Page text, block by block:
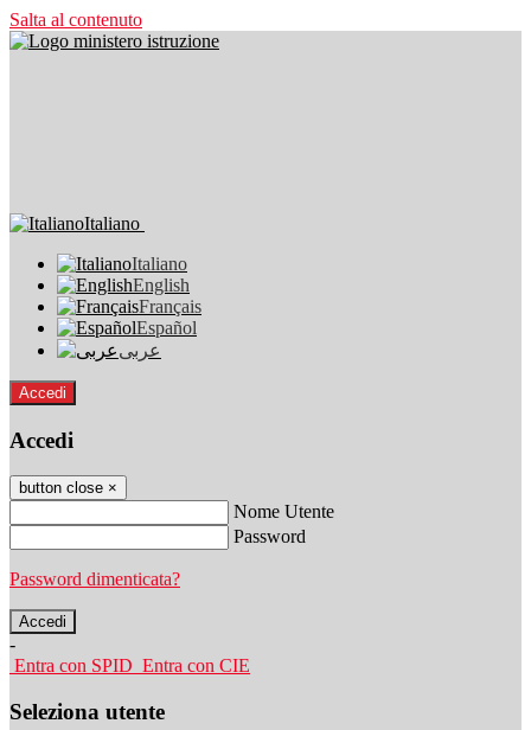
Salta al contenuto
Italiano
Italiano
English
Français
Español
عربى
Accedi
Accedi
button close ×
Nome Utente
Password
Password dimenticata?
-
Entra con SPID Entra con CIE
Seleziona utente